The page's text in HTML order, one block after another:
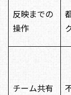
反映までの
操作
チーム共有